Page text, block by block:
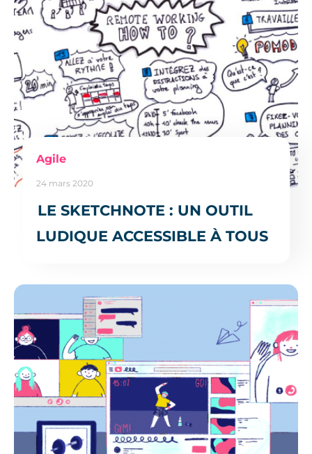
Agile
24 mars 2020
LE SKETCHNOTE : UN OUTIL
LUDIQUE ACCESSIBLE À TOUS